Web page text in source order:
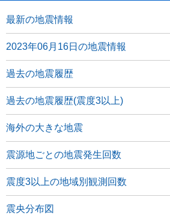
最新の地震情報
2023年06月16日の地震情報
過去の地震履歴
過去の地震履歴(震度3以上)
海外の大きな地震
震源地ごとの地震発生回数
震度3以上の地域別観測回数
震央分布図